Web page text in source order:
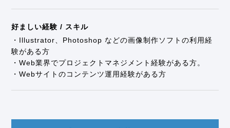
好ましい経験 / スキル
・Illustrator、Photoshop などの画像制作ソフトの利用経
験がある方
・Web業界でプロジェクトマネジメント経験がある方。
・Webサイトのコンテンツ運用経験がある方